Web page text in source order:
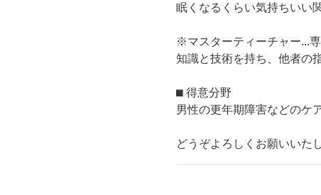
眠くなるくらい気持ちいい
※マスターティーチャー...
知識と技術を持ち、他者の
⬛︎ 得意分野
男性の更年期障害などのケ
どうぞよろしくお願いいた